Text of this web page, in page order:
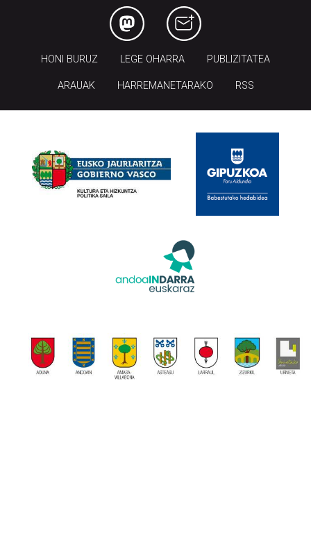
HONI BURUZ LEGE OHARRA PUBLIZITATEA
ARAUAK HARREMANETARAKO RSS